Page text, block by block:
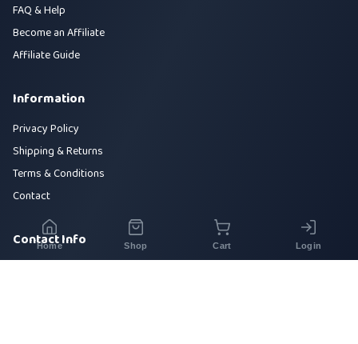
FAQ & Help
Become an Affiliate
Affiliate Guide
Information
Privacy Policy
Shipping & Returns
Terms & Conditions
Contact
Contact Info
Home Shop Cart Login